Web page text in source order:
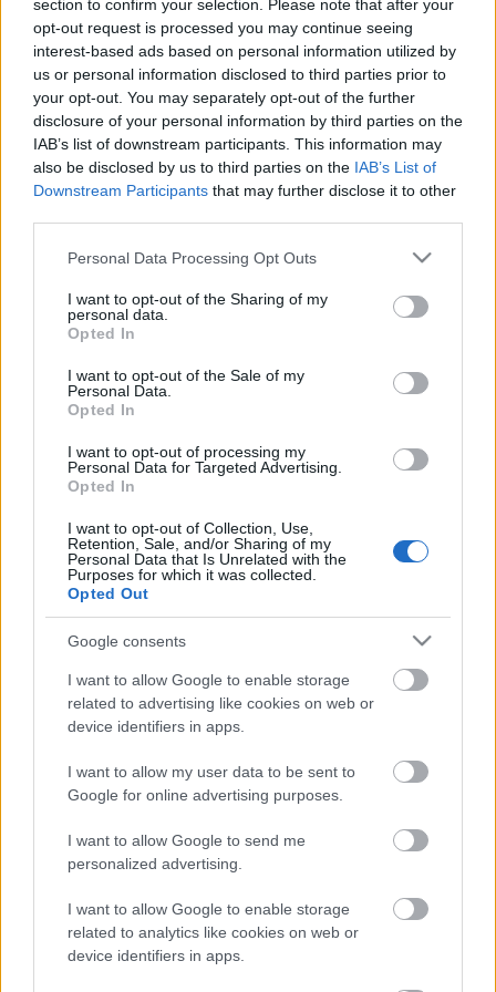
section to confirm your selection. Please note that after your
opt-out request is processed you may continue seeing
interest-based ads based on personal information utilized by
us or personal information disclosed to third parties prior to
your opt-out. You may separately opt-out of the further
disclosure of your personal information by third parties on the
IAB’s list of downstream participants. This information may
also be disclosed by us to third parties on the IAB’s List of
Downstream Participants that may further disclose it to other
Please note that this website/app uses one or more Google
not limited to your visit or usage behaviour. You may click to
grant or deny consent to Google and its third-party tags to
use your data for below specified purposes in below Google
consent section.
Personal Data Processing Opt Outs
I want to opt-out of the Sharing of my
personal data.
Opted In
I want to opt-out of the Sale of my
Personal Data.
Opted In
I want to opt-out of processing my
Personal Data for Targeted Advertising.
Opted In
I want to opt-out of Collection, Use,
Retention, Sale, and/or Sharing of my
Personal Data that Is Unrelated with the
Purposes for which it was collected.
Opted Out
Google consents
I want to allow Google to enable storage
related to advertising like cookies on web or
device identifiers in apps.
I want to allow my user data to be sent to
Google for online advertising purposes.
I want to allow Google to send me
personalized advertising.
I want to allow Google to enable storage
related to analytics like cookies on web or
device identifiers in apps.
koreográfus érzelmi-, gondolati-, alkotói világában.
Az előadás színpadi megvalósításának
különlegessége, hogy Szabó Gábor operatőr-
rendező nagyszerű munkájának eredményeként
Jeruzsálem városának megidézése, valamint a
táncművészek valós testi jelenléte különleges
atmoszférát teremt a Nemzeti Táncszínház
színpadán. Az est zenei nyelvezete a zsidó, arab és
világzene forrásaiból építkezik, hogy minden nemzet
számára érzékelhetővé, érthetővé tegye az
emberiség talán legnagyobb tragédiájának
1. Káin és Ábel
- táncdráma -
Szereplők: Káin: Issovits István, Ábel: Nyári Gábor,
Zene: keleti folklór-montázs
Díszlet-jelmez: Berzsenyi Krisztina
2. Jäddische Mame (Zsidó Anya)
István, Nyári Gábor, Recskó Árpád, Házi Tamás,
Csöppüs Márton, Kiss Krisztián, Gerencsér Anna,
Szlizs Tamara, Csernyi Mariann
Díszlet: Kentaur Jelmez: Barta Andrea
3. Siratófalak
- táncmeditáció -
Szereplők:
Férfi: Nyári Gábor
Nők: Bocsi Eszter, Csernyi Mariann, Gerencsér Anna,